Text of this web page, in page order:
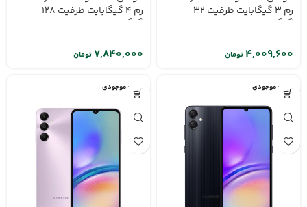
رم 3 گیگابایت ظرفیت 32
گیگابایت
تومان
رم 4 گیگابایت ظرفیت 128
گیگابایت
تومان
اتمام موجودی اتمام موجودی